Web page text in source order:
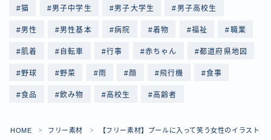
Follow Me
猫 男子中学生 男子大学生 男子高校生
男性 男性基本 病院 着物 福祉 職業
肌着 自転車 行事 赤ちゃん 都道府県地図
野球 野菜 雨 顔 飛行機 食事
食品 飲み物 高校生 高齢者
HOME ＞ フリー素材 ＞ 【フリー素材】プールに入って笑う女性のイラスト